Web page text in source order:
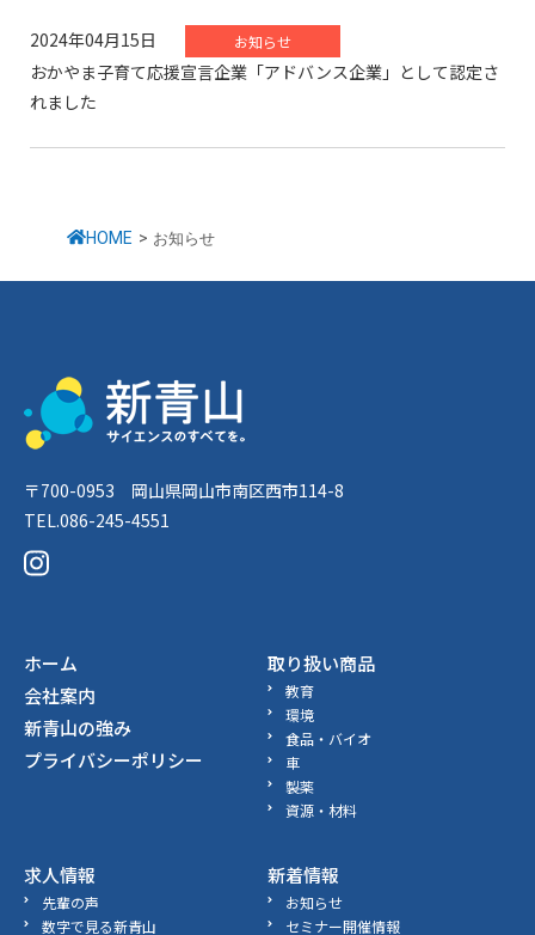
2024年04月15日 お知らせ
おかやま子育て応援宣言企業「アドバンス企業」として認定さ
れました
HOME > お知らせ
〒700-0953 岡山県岡山市南区西市114-8
TEL.086-245-4551
ホーム
会社案内
新青山の強み
プライバシーポリシー
取り扱い商品
教育
環境
食品・バイオ
車
製薬
資源・材料
求人情報
先輩の声
数字で見る新青山
新着情報
お知らせ
セミナー開催情報